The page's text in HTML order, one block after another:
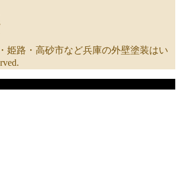
姫路・高砂市など兵庫の外壁塗装はい